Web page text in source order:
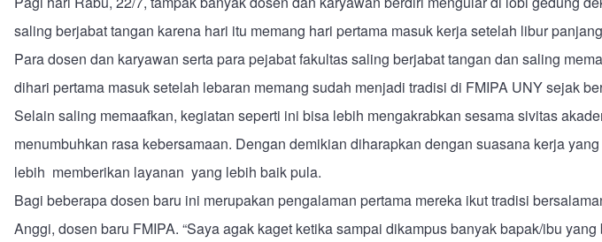
saling berjabat tangan karena hari itu memang hari pertama masuk kerja setelah libur
Para dosen dan karyawan serta para pejabat fakultas saling berjabat tangan dan saling
dihari pertama masuk setelah lebaran memang sudah menjadi tradisi di FMIPA UNY sejak
Selain saling memaafkan, kegiatan seperti ini bisa lebih mengakrabkan sesama sivitas
menumbuhkan rasa kebersamaan. Dengan demikian diharapkan dengan suasana kerja
lebih memberikan layanan yang lebih baik pula.
Bagi beberapa dosen baru ini merupakan pengalaman pertama mereka ikut tradisi
Anggi, dosen baru FMIPA. “Saya agak kaget ketika sampai dikampus banyak bapak/ibu